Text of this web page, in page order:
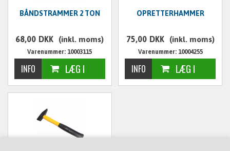
BÅNDSTRAMMER 2 TON
68,00 DKK (inkl. moms)
Varenummer: 10003115
OPRETTERHAMMER
75,00 DKK (inkl. moms)
Varenummer: 10004255